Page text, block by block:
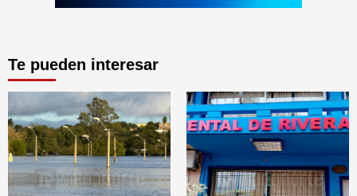
Te pueden interesar